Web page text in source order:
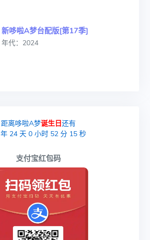
新哆啦A梦台配版[第17季]
年代：2024
距离哆啦A梦诞生日还有
年24 天0 小时52 分15 秒
支付宝红包码